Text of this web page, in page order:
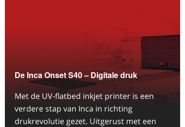
De Inca Onset S40 – Digitale druk
Met de UV-flatbed inkjet printer is een
verdere stap van Inca in richting
drukrevolutie gezet. Uitgerust met een